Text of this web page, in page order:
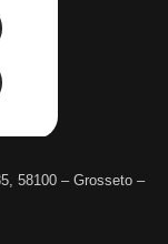
58100 – Grosseto –